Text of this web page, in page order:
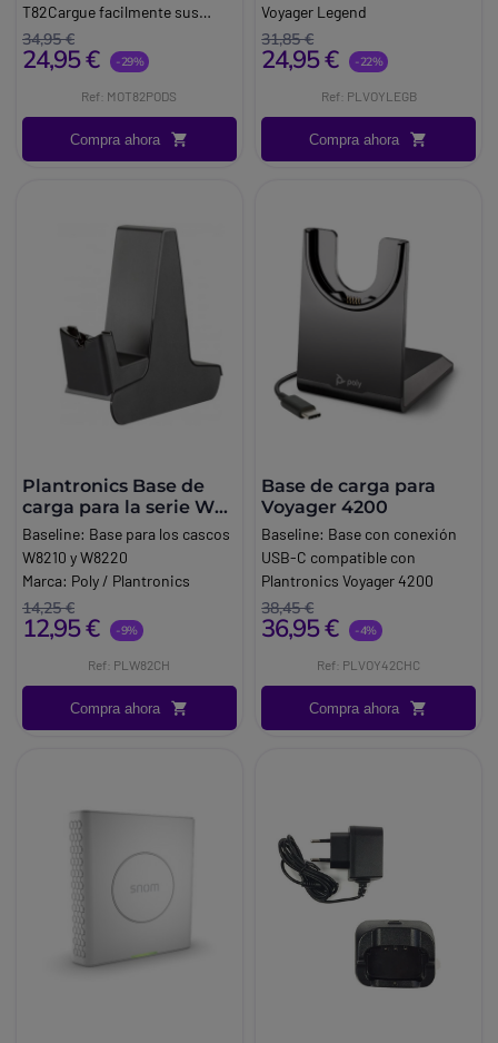
T82Cargue facilmente sus
walkie talkies Motorola T82
gracias a este pack de 2 bases
34,95 €
24,95 € -29%
Ref: MOT82PODS
Compra ahora
Voyager Legend
Marca:Poly / Plantronics
31,85 €
24,95 € -22%
Ref: PLVOYLEGB
Compra ahora
Plantronics Base de
carga para la serie W
8200
Baseline: Base para los cascos
W8210 y W8220
Marca: Poly / Plantronics
14,25 €
12,95 € -9%
Ref: PLW82CH
Compra ahora
Base de carga para
Voyager 4200
Baseline: Base con conexión
USB-C compatible con
Plantronics Voyager 4200
Marca:Poly
38,45 €
36,95 € -4%
Ref: PLVOY42CHC
Compra ahora